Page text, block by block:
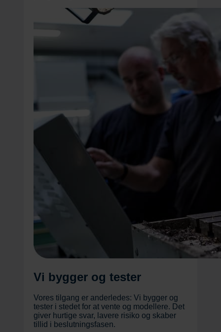
Vi bygger og tester
Vores tilgang er anderledes: Vi bygger og
tester i stedet for at vente og modellere. Det
giver hurtige svar, lavere risiko og skaber
tillid i beslutningsfasen.